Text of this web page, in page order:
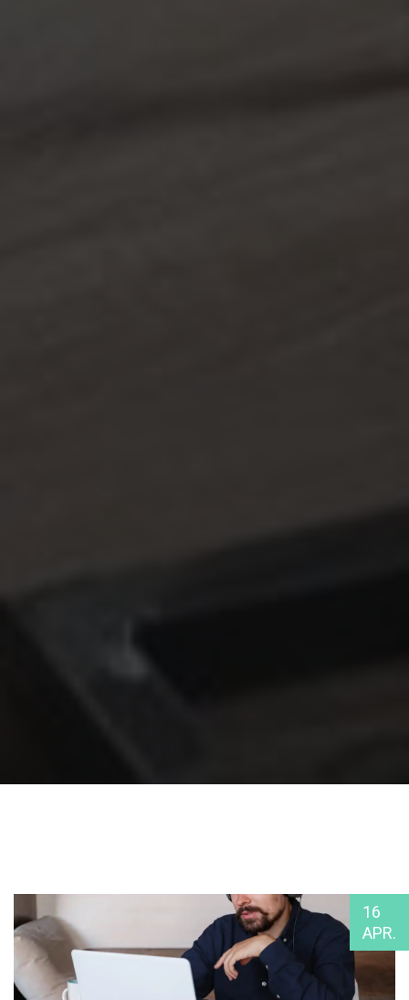
16
APR.